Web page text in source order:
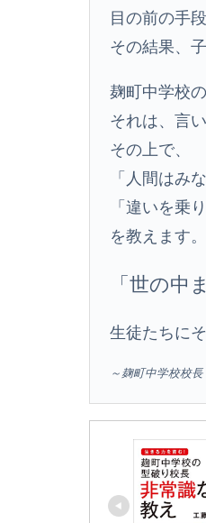
目の前の手
その結果、
麹町中学校
それは、言
その上で、
「人間はみ
「違いを乗
を教えます。
「世の中
生徒たちに
～麹町中学校校